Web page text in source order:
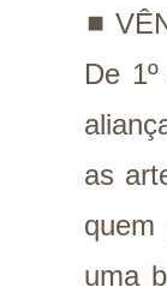
◼️
De
as
uma